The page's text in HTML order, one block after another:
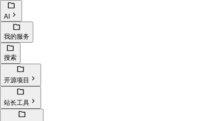
AI
我的服务
搜索
开源项目
站长工具